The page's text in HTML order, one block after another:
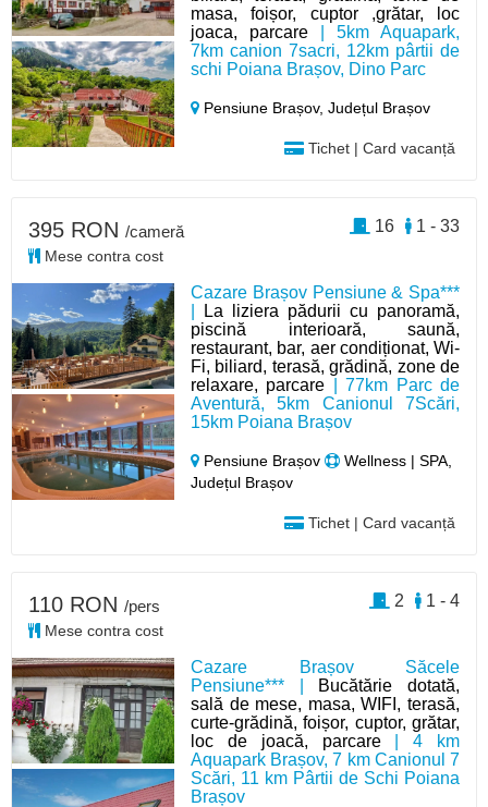
masa, foișor, cuptor ,grătar, loc
joaca, parcare | 5km Aquapark,
7km canion 7sacri, 12km pârtii de
schi Poiana Brașov, Dino Parc
Pensiune Brașov,Județul Brașov
Tichet | Card vacanță
Cazare Brașov Pensiune & Spa***
La liziera pădurii cu panoramă,
piscină interioară, saună,
restaurant, bar, aer condiționat, Wi-
Fi, biliard, terasă, grădină, zone de
relaxare, parcare | 77km Parc de
Aventură, 5km Canionul 7Scări,
15km Poiana Brașov
Pensiune Brașov
Wellness | SPA,
Județul Brașov
Tichet | Card vacanță
395 RON /cameră
Mese contra cost
1 - 33
16
Cazare Brașov Săcele
Pensiune*** | Bucătărie dotată,
sală de mese, masa, WIFI, terasă,
curte-grădină, foișor, cuptor, grătar,
loc de joacă, parcare| 4 km
Aquapark Brașov, 7 km Canionul 7
Scări, 11 km Pârtii de Schi Poiana
Brașov
110 RON /pers
Mese contra cost
1 - 4
2